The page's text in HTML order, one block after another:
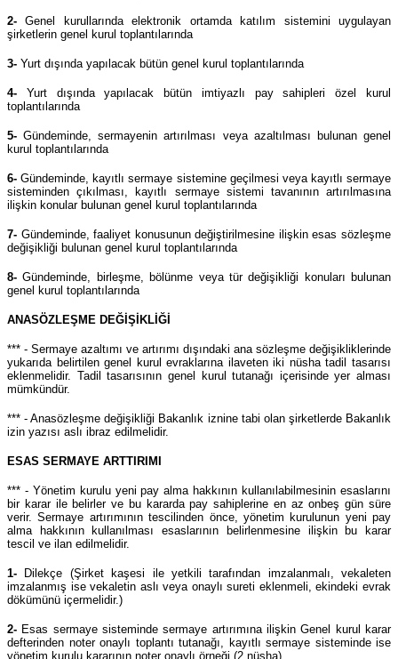
2- Genel kurullarında elektronik ortamda katılım sistemini uygulayan
şirketlerin genel kurul toplantılarında
3- Yurt dışında yapılacak bütün genel kurul toplantılarında
4- Yurt dışında yapılacak bütün imtiyazlı pay sahipleri özel kurul
toplantılarında
5- Gündeminde, sermayenin artırılması veya azaltılması bulunan genel
kurul toplantılarında
6- Gündeminde, kayıtlı sermaye sistemine geçilmesi veya kayıtlı sermaye
sisteminden çıkılması, kayıtlı sermaye sistemi tavanının artırılmasına
ilişkin konular bulunan genel kurul toplantılarında
7- Gündeminde, faaliyet konusunun değiştirilmesine ilişkin esas sözleşme
değişikliği bulunan genel kurul toplantılarında
8- Gündeminde, birleşme, bölünme veya tür değişikliği konuları bulunan
genel kurul toplantılarında
ANASÖZLEŞME DEĞİŞİKLİĞİ
*** - Sermaye azaltımı ve artırımı dışındaki ana sözleşme değişikliklerinde
yukarıda belirtilen genel kurul evraklarına ilaveten iki nüsha tadil tasarısı
eklenmelidir. Tadil tasarısının genel kurul tutanağı içerisinde yer alması
mümkündür.
*** - Anasözleşme değişikliği Bakanlık iznine tabi olan şirketlerde Bakanlık
izin yazısı aslı ibraz edilmelidir.
ESAS SERMAYE ARTTIRIMI
*** - Yönetim kurulu yeni pay alma hakkının kullanılabilmesinin esaslarını
bir karar ile belirler ve bu kararda pay sahiplerine en az onbeş gün süre
verir. Sermaye artırımının tescilinden önce, yönetim kurulunun yeni pay
alma hakkının kullanılması esaslarının belirlenmesine ilişkin bu karar
tescil ve ilan edilmelidir.
1- Dilekçe (Şirket kaşesi ile yetkili tarafından imzalanmalı, vekaleten
imzalanmış ise vekaletin aslı veya onaylı sureti eklenmeli, ekindeki evrak
dökümünü içermelidir.)
2- Esas sermaye sisteminde sermaye artırımına ilişkin Genel kurul karar
defterinden noter onaylı toplantı tutanağı, kayıtlı sermaye sisteminde ise
yönetim kurulu kararının noter onaylı örneği (2 nüsha)